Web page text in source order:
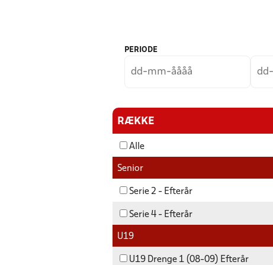
PERIODE
RÆKKE
Alle
Senior
Serie 2 - Efterår
Serie 4 - Efterår
U19
U19 Drenge 1 (08-09) Efterår